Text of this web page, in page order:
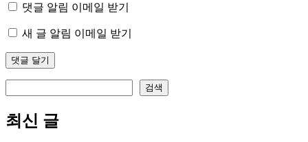
댓글 알림 이메일 받기
새 글 알림 이메일 받기
검색
최신 글